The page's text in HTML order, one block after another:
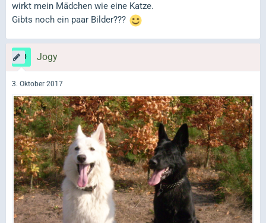
wirkt mein Mädchen wie eine Katze.
Gibts noch ein paar Bilder???
Jogy
3. Oktober 2017